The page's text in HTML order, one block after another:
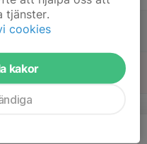
tjänster.
cookies
kakor